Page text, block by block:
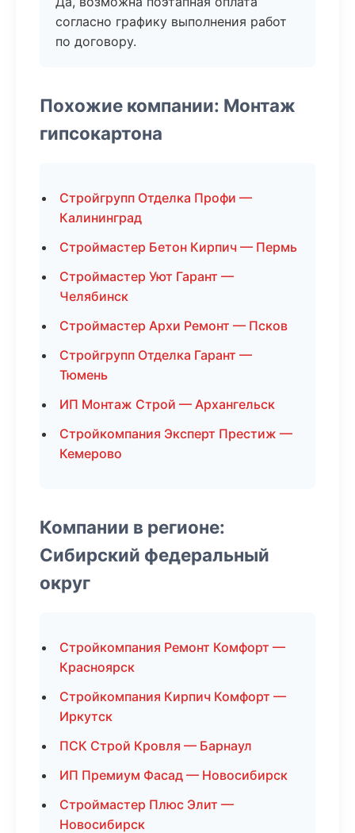
согласно графику выполнения работ
по договору.
Похожие компании: Монтаж
гипсокартона
Стройгрупп Отделка Профи —
Калининград
Строймастер Бетон Кирпич — Пермь
Строймастер Уют Гарант —
Челябинск
Строймастер Архи Ремонт — Псков
Стройгрупп Отделка Гарант —
Тюмень
ИП Монтаж Строй — Архангельск
Стройкомпания Эксперт Престиж —
Кемерово
Компании в регионе:
Сибирский федеральный
округ
Стройкомпания Ремонт Комфорт —
Красноярск
Стройкомпания Кирпич Комфорт —
Иркутск
ПСК Строй Кровля — Барнаул
ИП Премиум Фасад — Новосибирск
Строймастер Плюс Элит —
Новосибирск